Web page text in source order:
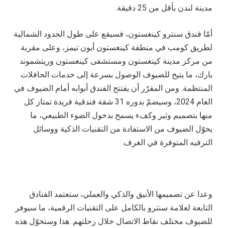
مدينة لندن بأقل من 25 دقيقة.
أمّا فندق سنترو كينغستون، فسيقع على طول الحدود الشمالية
لطريق كومب في منطقة كينغستون أبون تيمز، وعلى مقربة
من مركز مدينة كينغستون ومستشفى كينغستون وريتشموند
بارك، ما يتيح للضيوف الوصول بسرعة إلى خدمات الحافلات
المنتظمة. ومن المقرّر أن يفتتح الفندق أبوابه أمام الضيوف في
العام 2024، وسيضمّ بدوره 31 شقة فندقية فريدة تمتاز كل
منها بتصميم وثير وكفء يسمح بدخول الضوء الطبيعي، ما
يخوّل الضيوف من الاستفادة من التقنيات الذكية ووسائل
الترفيه المتوفرة في الغرف.
وعدا عن تصميمها الأنيق والذكي والعملي، ستعتمد الفنادق
التابعة لعلامة سنترو بالكامل على التقنيات الرقمية، ما سيوفر
للضيوف مختلف نقاط الاتصال خلال رحلتهم. هذا وستخوّل هذه